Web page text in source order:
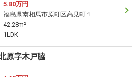
5.80万円
福島県南相馬市原町区高見町１
42.28m²
1LDK
原字木戸脇